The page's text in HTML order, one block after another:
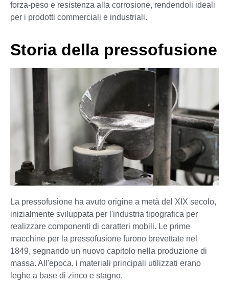
forza-peso e resistenza alla corrosione, rendendoli ideali
per i prodotti commerciali e industriali.
Storia della pressofusione
La pressofusione ha avuto origine a metà del XIX secolo,
inizialmente sviluppata per l'industria tipografica per
realizzare componenti di caratteri mobili. Le prime
macchine per la pressofusione furono brevettate nel
1849, segnando un nuovo capitolo nella produzione di
massa. All'epoca, i materiali principali utilizzati erano
leghe a base di zinco e stagno.